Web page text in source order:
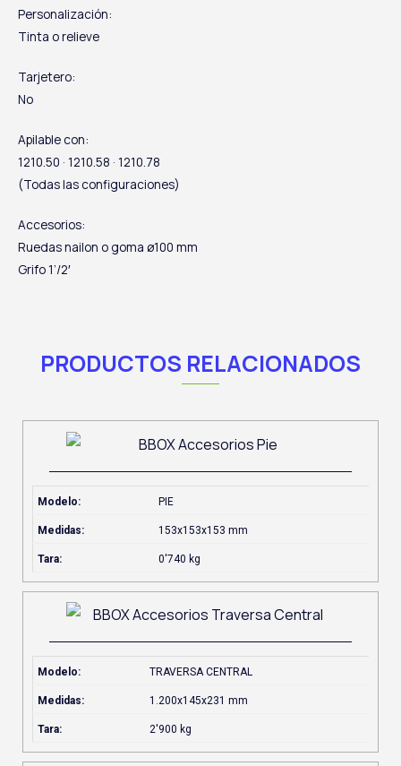
Personalización:
Tinta o relieve
Tarjetero:
No
Apilable con:
1210.50 · 1210.58 · 1210.78
(Todas las configuraciones)
Accesorios:
Ruedas nailon o goma ø100 mm
Grifo 1’/2′
PRODUCTOS RELACIONADOS
Modelo: PIE
Medidas: 153x153x153 mm
Tara: 0'740 kg
Modelo: TRAVERSA CENTRAL
Medidas: 1.200x145x231 mm
Tara: 2'900 kg